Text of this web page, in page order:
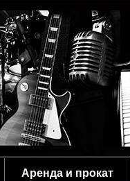
Аренда и прокат